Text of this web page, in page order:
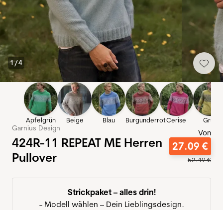
1/4
Apfelgrün Beige Blau BurgunderrotCerise Grün
Garnius Design
424R-11 REPEAT ME Herren
Pullover
Von
27.09 €
52.49€
Strickpaket – alles drin!
- Modell wählen – Dein Lieblingsdesign.